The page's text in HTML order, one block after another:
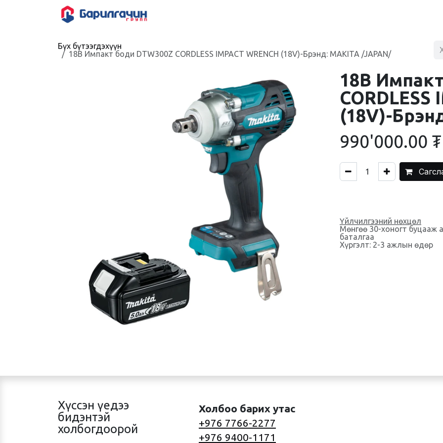
Бүх бүтээгдэхүүн
18В Импакт боди DTW300Z CORDLESS IMPACT WRENCH (18V)-Брэнд: MAKITA /JAPAN/
18В
CORDLESS
(18V)-
990'000.00 ₮
Үйлчилгээний нөхцөл
Мөнгөө 30-хоногт буцааж
баталгаа
Хүргэлт: 2-3 ажлын өдөр
Хүссэн үедээ
бидэнтэй
холбогдоорой
Холбоо барих утас
+976 7766-2277
+976 9400-1171